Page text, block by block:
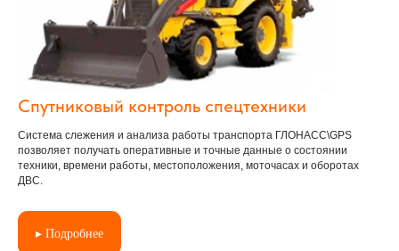
Спутниковый контроль спецтехники
Система слежения и анализа работы транспорта ГЛОНАСС\GPS
позволяет получать оперативные и точные данные о состоянии
техники, времени работы, местоположения, моточасах и оборотах
ДВС.
▸ Подробнее